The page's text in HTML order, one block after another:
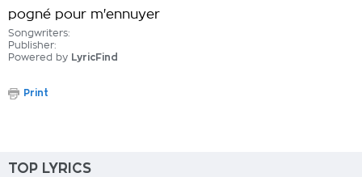
pogné pour m'ennuyer
Songwriters:
Publisher:
Powered by LyricFind
Print
TOP LYRICS